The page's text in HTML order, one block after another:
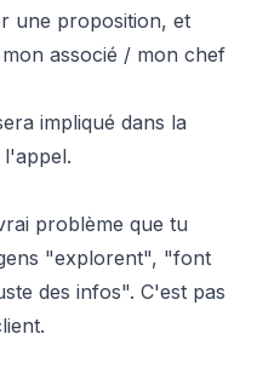
une proposition, et
associé / mon chef
impliqué dans la
problème que tu
"explorent", "font
des infos". C'est pas